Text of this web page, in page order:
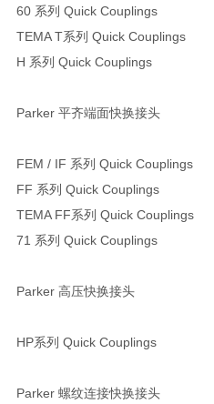
60 系列 Quick Couplings
TEMA T系列 Quick Couplings
H 系列 Quick Couplings
Parker 平齐端面快换接头
FEM / IF 系列 Quick Couplings
FF 系列 Quick Couplings
TEMA FF系列 Quick Couplings
71 系列 Quick Couplings
Parker 高压快换接头
HP系列 Quick Couplings
Parker 螺纹连接快换接头